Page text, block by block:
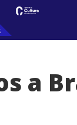
a